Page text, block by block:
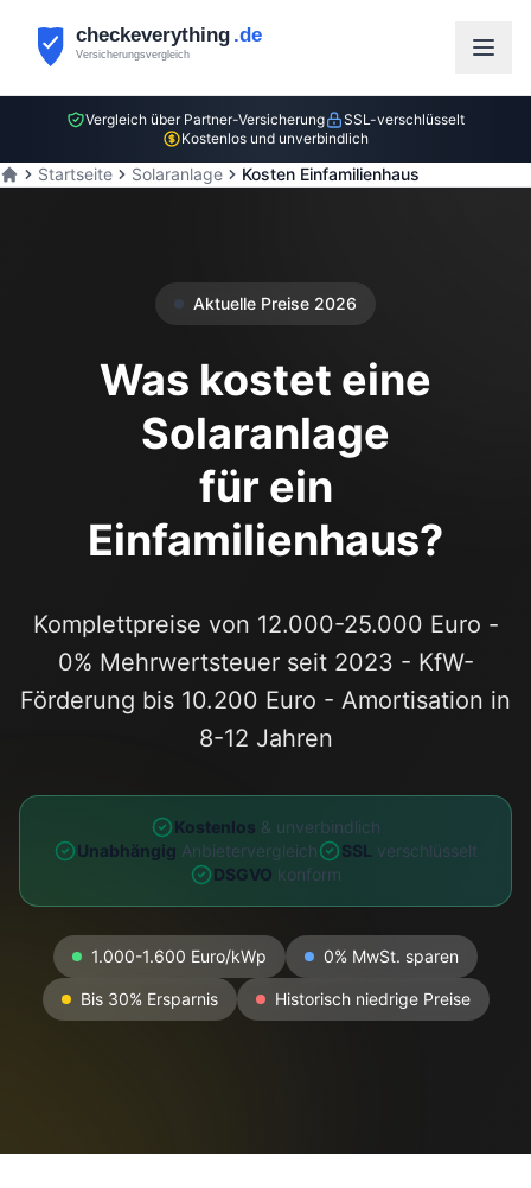
Vergleich über Partner-Versicherung
SSL-verschlüsselt
Kostenlos und unverbindlich
Startseite Solaranlage Kosten Einfamilienhaus
Aktuelle Preise 2026
Was kostet eine
Solaranlage
für ein
Einfamilienhaus?
Komplettpreise von 12.000-25.000 Euro -
0% Mehrwertsteuer seit 2023 - KfW-
Förderung bis 10.200 Euro - Amortisation in
8-12 Jahren
Kostenlos & unverbindlich
Unabhängig Anbietervergleich SSL verschlüsselt
DSGVO konform
1.000-1.600 Euro/kWp 0% MwSt. sparen
Bis 30% Ersparnis Historisch niedrige Preise